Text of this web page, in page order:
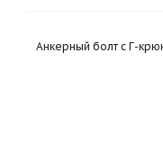
Анкерный болт с Г-